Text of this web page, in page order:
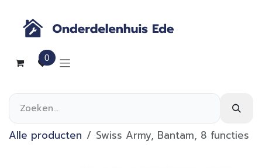
0
Alle producten Swiss Army, Bantam, 8 functies